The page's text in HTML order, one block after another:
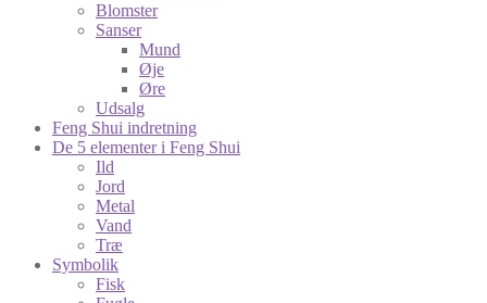
Blomster
Sanser
Mund
Øje
Øre
Udsalg
Feng Shui indretning
De 5 elementer i Feng Shui
Ild
Jord
Metal
Vand
Træ
Symbolik
Fisk